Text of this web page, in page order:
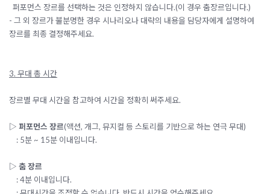
퍼포먼스 장르를 선택하는 것은 인정하지 않습니다.(이 경우 춤장르입니다.)
- 그 외 장르가 불분명한 경우 시나리오나 대략의 내용을 담당자에게 설명하여
장르를 최종 결정해주세요.
3. 무대 총 시간
장르별 무대 시간을 참고하여 시간을 정확히 써주세요.
▷ 퍼포먼스 장르(액션, 개그, 뮤지컬 등 스토리를 기반으로 하는 연극 무대)
: 5분 ~ 15분 이내입니다.
▷ 춤 장르
: 4분 이내입니다.